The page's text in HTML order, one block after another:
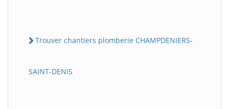
Trouver chantiers plomberie CHAMPDENIERS-
SAINT-DENIS